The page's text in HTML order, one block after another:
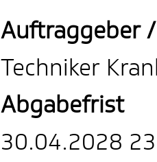
Auftraggeber
Techniker
Abgabefrist
30.04.2028